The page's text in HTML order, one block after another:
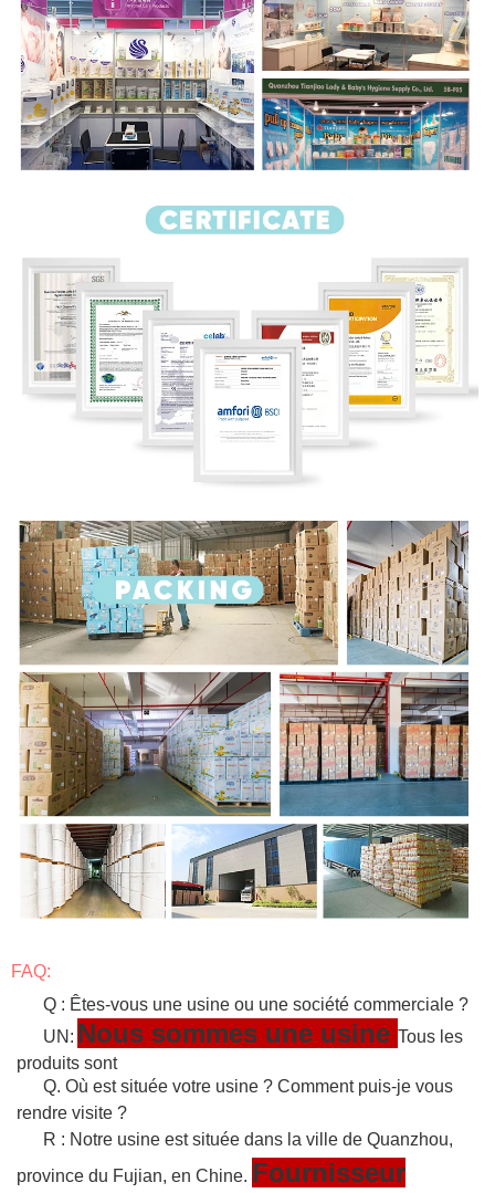
FAQ:
Q : Êtes-vous une usine ou une société commerciale ?
UN: Nous sommes une usine Tous les
produits sont
Q. Où est située votre usine ? Comment puis-je vous
rendre visite ?
R : Notre usine est située dans la ville de Quanzhou,
province du Fujian, en Chine. Fournisseur